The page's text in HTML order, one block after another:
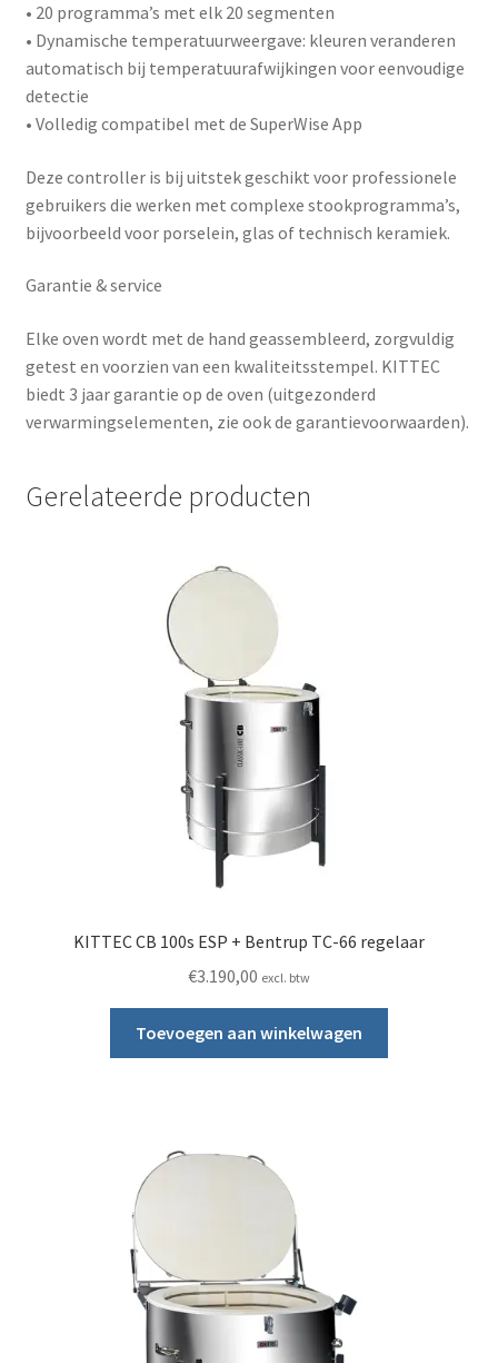
• 20 programma’s met elk 20 segmenten
• Dynamische temperatuurweergave: kleuren veranderen
automatisch bij temperatuurafwijkingen voor eenvoudige
detectie
• Volledig compatibel met de SuperWise App
Deze controller is bij uitstek geschikt voor professionele
gebruikers die werken met complexe stookprogramma’s,
bijvoorbeeld voor porselein, glas of technisch keramiek.
Garantie & service
Elke oven wordt met de hand geassembleerd, zorgvuldig
getest en voorzien van een kwaliteitsstempel. KITTEC
biedt 3 jaar garantie op de oven (uitgezonderd
verwarmingselementen, zie ook de garantievoorwaarden).
Gerelateerde producten
KITTEC CB 100s ESP + Bentrup TC-66 regelaar
€3.190,00 excl. btw
Toevoegen aan winkelwagen